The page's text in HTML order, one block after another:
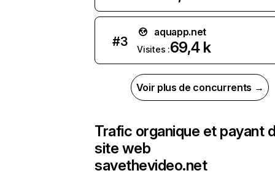
#3
aquapp.net
Visites :69,4 k
Voir plus de concurrents →
Trafic organique et payant
site web
savethevideo.net